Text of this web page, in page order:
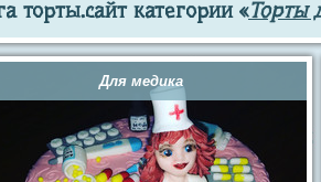
торты.сайт категории «Торты
Для медика